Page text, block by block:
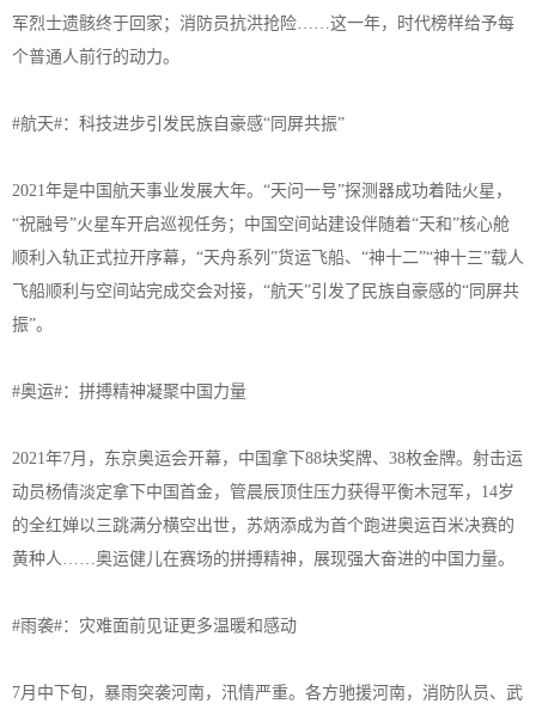
军烈士遗骸终于回家；消防员抗洪抢险……这一年，时代榜样给予每
个普通人前行的动力。
#航天#：科技进步引发民族自豪感“同屏共振”
2021年是中国航天事业发展大年。“天问一号”探测器成功着陆火星，
“祝融号”火星车开启巡视任务；中国空间站建设伴随着“天和”核心舱
顺利入轨正式拉开序幕，“天舟系列”货运飞船、“神十二”“神十三”载人
飞船顺利与空间站完成交会对接，“航天”引发了民族自豪感的“同屏共
振”。
#奥运#：拼搏精神凝聚中国力量
2021年7月，东京奥运会开幕，中国拿下88块奖牌、38枚金牌。射击运
动员杨倩淡定拿下中国首金，管晨辰顶住压力获得平衡木冠军，14岁
的全红婵以三跳满分横空出世，苏炳添成为首个跑进奥运百米决赛的
黄种人……奥运健儿在赛场的拼搏精神，展现强大奋进的中国力量。
#雨袭#：灾难面前见证更多温暖和感动
7月中下旬，暴雨突袭河南，汛情严重。各方驰援河南，消防队员、武